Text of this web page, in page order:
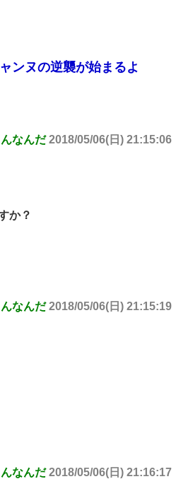
ンヌの逆襲が始まるよ
なんだ 2018/05/06(日) 21:15:06
か？
なんだ 2018/05/06(日) 21:15:19
なんだ 2018/05/06(日) 21:16:17